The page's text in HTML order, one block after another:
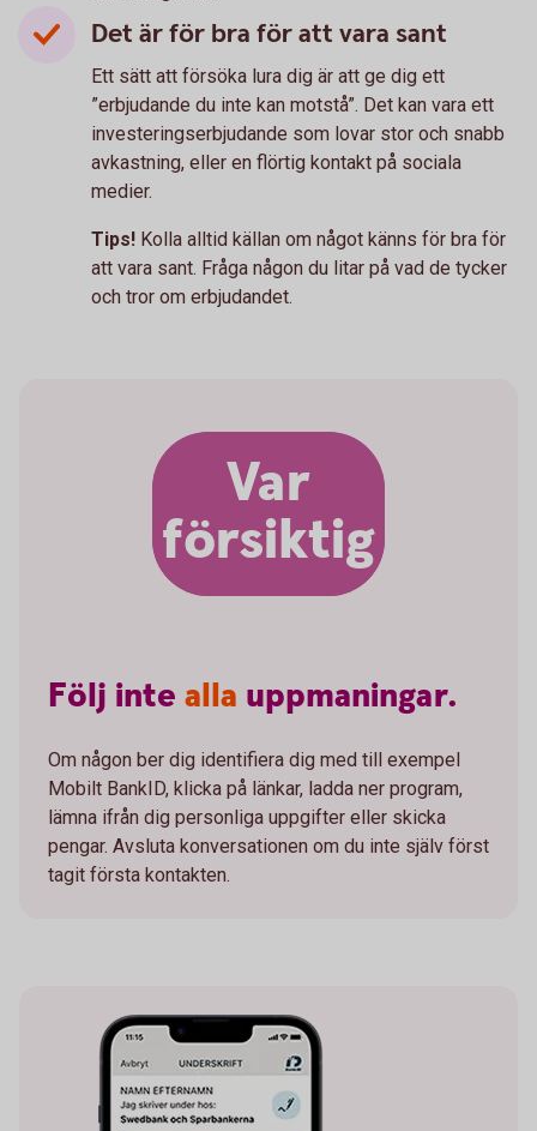
Det är för bra för att vara sant
Ett sätt att försöka lura dig är att ge dig ett
”erbjudande du inte kan motstå”. Det kan vara ett
investeringserbjudande som lovar stor och snabb
avkastning, eller en flörtig kontakt på sociala
medier.
Tips! Kolla alltid källan om något känns för bra för
att vara sant. Fråga någon du litar på vad de tycker
och tror om erbjudandet.
Var
försiktig
Följ inte alla uppmaningar.
Om någon ber dig identifiera dig med till exempel
Mobilt BankID, klicka på länkar, ladda ner program,
lämna ifrån dig personliga uppgifter eller skicka
pengar. Avsluta konversationen om du inte själv först
tagit första kontakten.